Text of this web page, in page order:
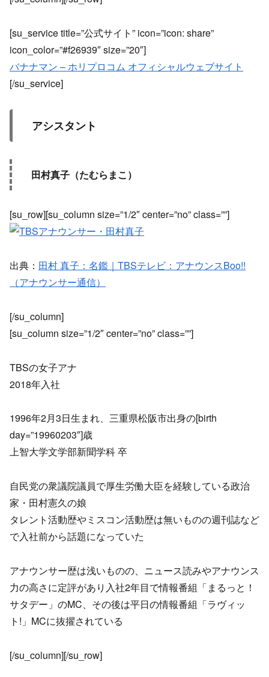
[su_service title=”公式サイト” icon=”icon: share”
icon_color=”#f26939″ size=”20″]
バナナマン – ホリプロコム オフィシャルウェブサイト
[/su_service]
アシスタント
田村真子（たむらまこ）
[su_row][su_column size=”1/2″ center=”no” class=””]
出典： 田村 真子：名鑑｜TBSテレビ：アナウンスBoo!!
（アナウンサー通信）
[/su_column]
[su_column size=”1/2″ center=”no” class=””]
TBSの女子アナ
2018年入社
1996年2月3日生まれ、三重県松阪市出身の[birth
day=”19960203″]歳
上智大学文学部新聞学科 卒
自民党の衆議院議員で厚生労働大臣を経験している政治
家・田村憲久の娘
タレント活動歴やミスコン活動歴は無いものの週刊誌など
で入社前から話題になっていた
アナウンサー歴は浅いものの、ニュース読みやアナウンス
力の高さに定評があり入社2年目で情報番組「まるっと！
サタデー」のMC、その後は平日の情報番組「ラヴィッ
ト!」MCに抜擢されている
[/su_column][/su_row]